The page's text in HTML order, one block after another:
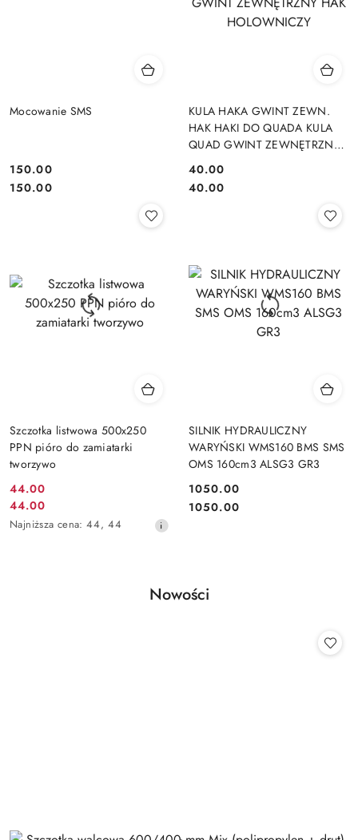
Mocowanie SMS
Cena:
150.00
Cena:
150.00
KULA HAKA GWINT ZEWN.
HAK HAKI DO QUADA KULA
QUAD GWINT ZEWNĘTRZNY
Cena:
40.00
Cena:
40.00
Szczotka listwowa 500x250
PPN pióro do zamiatarki
tworzywo
Cena
promocyjna:
44.00
Cena
promocyjna:
44.00
Najniższa
Najniższa cena: 44, 44
SILNIK HYDRAULICZNY
WARYŃSKI WMS160 BMS SMS
OMS 160cm3 ALSG3 GR3
Cena:
1050.00
Cena:
1050.00
Pomiń karuzelę produktów
Produkty
Nowości